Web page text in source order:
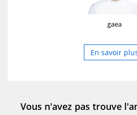
gaea
En savoir
Vous n'avez pas trouve